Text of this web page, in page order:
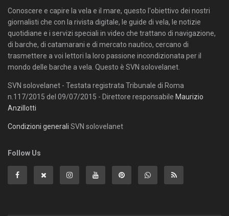
Conoscere e capire la vela e il mare, questo l'obiettivo dei nostri
giornalisti che con la rivista digitale, le guide di vela, le notizie
quotidiane e i servizi speciali in video che trattano di navigazione,
di barche, di catamarani e di mercato nautico, cercano di
trasmettere a voi lettori la loro passione incondizionata per il
mondo delle barche a vela. Questo è SVN solovelanet.
SVN solovelanet - Testata registrata Tribunale di Roma
n.117/2015 del 09/07/2015 - Direttore responsabile Maurizio
Anzillotti
Condizioni generali SVN solovelanet
Follow Us